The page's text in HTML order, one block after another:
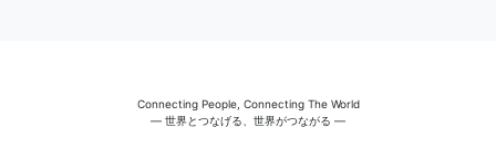
Connecting People, Connecting The World
― 世界とつなげる、世界がつながる ―